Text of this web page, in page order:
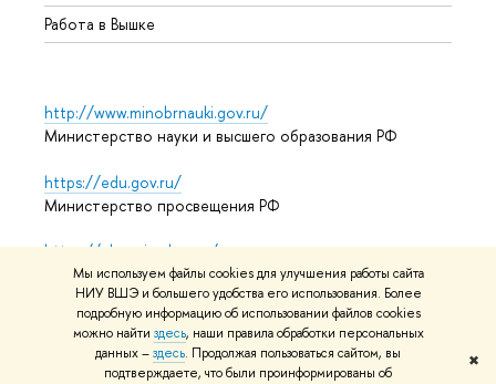
Мы используем файлы cookies для улучшения работы сайта
НИУ ВШЭ и большего удобства его использования. Более
подробную информацию об использовании файлов cookies
можно найти здесь, наши правила обработки персональных
данных –здесь. Продолжая пользоваться сайтом, вы
подтверждаете, что были проинформированы об
✖
Работа в Вышке
http://www.minobrnauki.gov.ru/
Министерство науки и высшего образования РФ
https://edu.gov.ru/
Министерство просвещения РФ
https://elearning.hse.ru/mooc
Массовые открытые онлайн-курсы
© НИУ ВШЭ 1993–2026 Адреса и контактыУсловия
использования материаловПолитика конфиденциальности